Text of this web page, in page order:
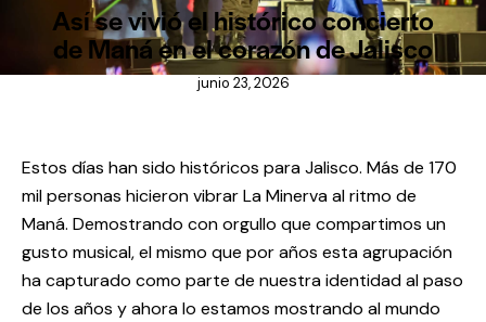
Así se vivió el histórico concierto
de Maná en el corazón de Jalisco
junio 23, 2026
Estos días han sido históricos para Jalisco. Más de 170
mil personas hicieron vibrar La Minerva al ritmo de
Maná. Demostrando con orgullo que compartimos un
gusto musical, el mismo que por años esta agrupación
ha capturado como parte de nuestra identidad al paso
de los años y ahora lo estamos mostrando al mundo